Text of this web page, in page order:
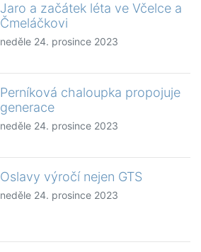
Jaro a začátek léta ve Včelce a
Čmeláčkovi
neděle 24. prosince 2023
Perníková chaloupka propojuje
generace
neděle 24. prosince 2023
Oslavy výročí nejen GTS
neděle 24. prosince 2023